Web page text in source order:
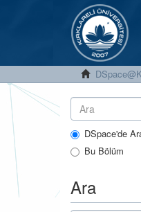
DSpace'de
Bu Bölüm
Ara